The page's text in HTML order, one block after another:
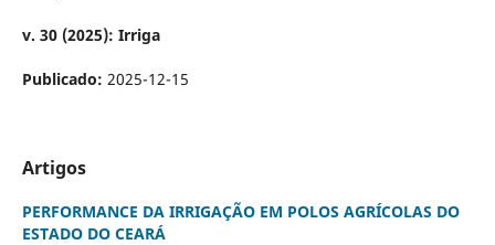
v. 30 (2025): Irriga
Publicado: 2025-12-15
Artigos
PERFORMANCE DA IRRIGAÇÃO EM POLOS AGRÍCOLAS DO
ESTADO DO CEARÁ